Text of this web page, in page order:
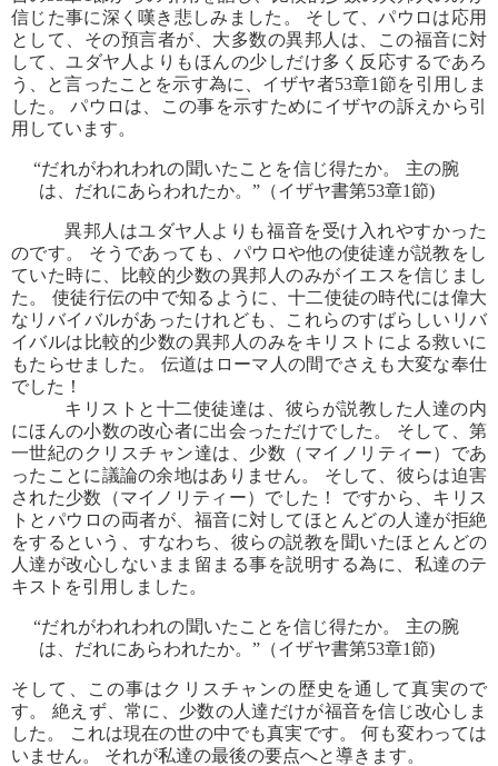
信じた事に深く嘆き悲しみました。 そして、パウロは応用
として、その預言者が、大多数の異邦人は、この福音に対
して、ユダヤ人よりもほんの少しだけ多く反応するであろ
う、と言ったことを示す為に、イザヤ者53章1節を引用しま
した。 パウロは、この事を示すためにイザヤの訴えから引
用しています。
“だれがわれわれの聞いたことを信じ得たか。 主の腕
は、だれにあらわれたか。”（イザヤ書第53章1節)
異邦人はユダヤ人よりも福音を受け入れやすかった
のです。 そうであっても、パウロや他の使徒達が説教をし
ていた時に、比較的少数の異邦人のみがイエスを信じまし
た。 使徒行伝の中で知るように、十二使徒の時代には偉大
なリバイバルがあったけれども、これらのすばらしいリバ
イバルは比較的少数の異邦人のみをキリストによる救いに
もたらせました。 伝道はローマ人の間でさえも大変な奉仕
でした！
キリストと十二使徒達は、彼らが説教した人達の内
にほんの小数の改心者に出会っただけでした。 そして、第
一世紀のクリスチャン達は、少数（マイノリティー）であ
ったことに議論の余地はありません。 そして、彼らは迫害
された少数（マイノリティー）でした！ ですから、キリス
トとパウロの両者が、福音に対してほとんどの人達が拒絶
をするという、すなわち、彼らの説教を聞いたほとんどの
人達が改心しないまま留まる事を説明する為に、私達のテ
キストを引用しました。
“だれがわれわれの聞いたことを信じ得たか。 主の腕
は、だれにあらわれたか。”（イザヤ書第53章1節)
そして、この事はクリスチャンの歴史を通して真実ので
す。 絶えず、常に、少数の人達だけが福音を信じ改心しま
した。 これは現在の世の中でも真実です。 何も変わっては
いません。 それが私達の最後の要点へと導きます。